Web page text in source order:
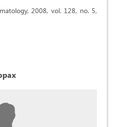
2008, vol. 128, no. 5,